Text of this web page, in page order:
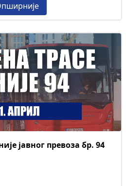
јавног превоза бр. 94